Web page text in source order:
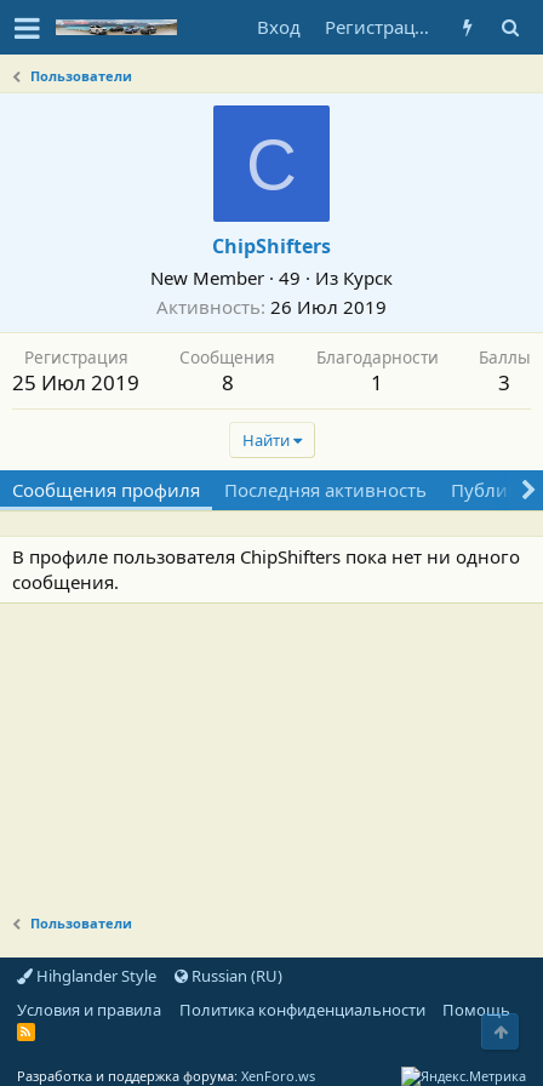
Вход Регистрация
Пользователи
C
ChipShifters
New Member · 49 · Из Курск
Активность 26 Июл 2019
Регистрация
25 Июл 2019
Сообщения
8
Благодарности
1
Баллы
3
Найти
Сообщения профиля Последняя активность
В профиле пользователя ChipShifters пока нет ни одного
сообщения.
Пользователи
Hihglander Style
Russian (RU)
Условия и правила
Политика конфиденциальности Помощь
R
Разработка и поддержка форума: XenForo.ws